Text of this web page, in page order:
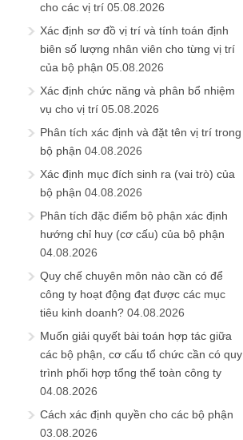
cho các vị trí 05.08.2026
Xác định sơ đồ vị trí và tính toán định
biên số lượng nhân viên cho từng vị trí
của bộ phận 05.08.2026
Xác định chức năng và phân bổ nhiệm
vụ cho vị trí 05.08.2026
Phân tích xác định và đặt tên vị trí trong
bộ phận 04.08.2026
Xác định mục đích sinh ra (vai trò) của
bộ phận 04.08.2026
Phân tích đặc điểm bộ phận xác định
hướng chỉ huy (cơ cấu) của bộ phận
04.08.2026
Quy chế chuyên môn nào cần có để
công ty hoạt động đạt được các mục
tiêu kinh doanh? 04.08.2026
Muốn giải quyết bài toán hợp tác giữa
các bộ phận, cơ cấu tổ chức cần có quy
trình phối hợp tổng thể toàn công ty
04.08.2026
Cách xác định quyền cho các bộ phận
03.08.2026